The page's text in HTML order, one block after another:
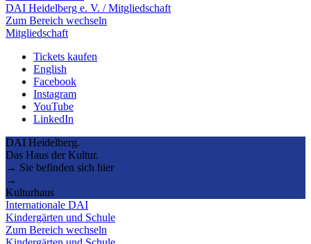
DAI Heidelberg e. V. / Mitgliedschaft
Zum Bereich wechseln
Mitgliedschaft
Tickets kaufen
English
Facebook
Instagram
YouTube
LinkedIn
DAI Heidelberg.
Das Haus der Kultur.
→ Sie befinden sich hier
→
Kulturhaus
Internationale DAI
Kindergärten und Schule
Zum Bereich wechseln